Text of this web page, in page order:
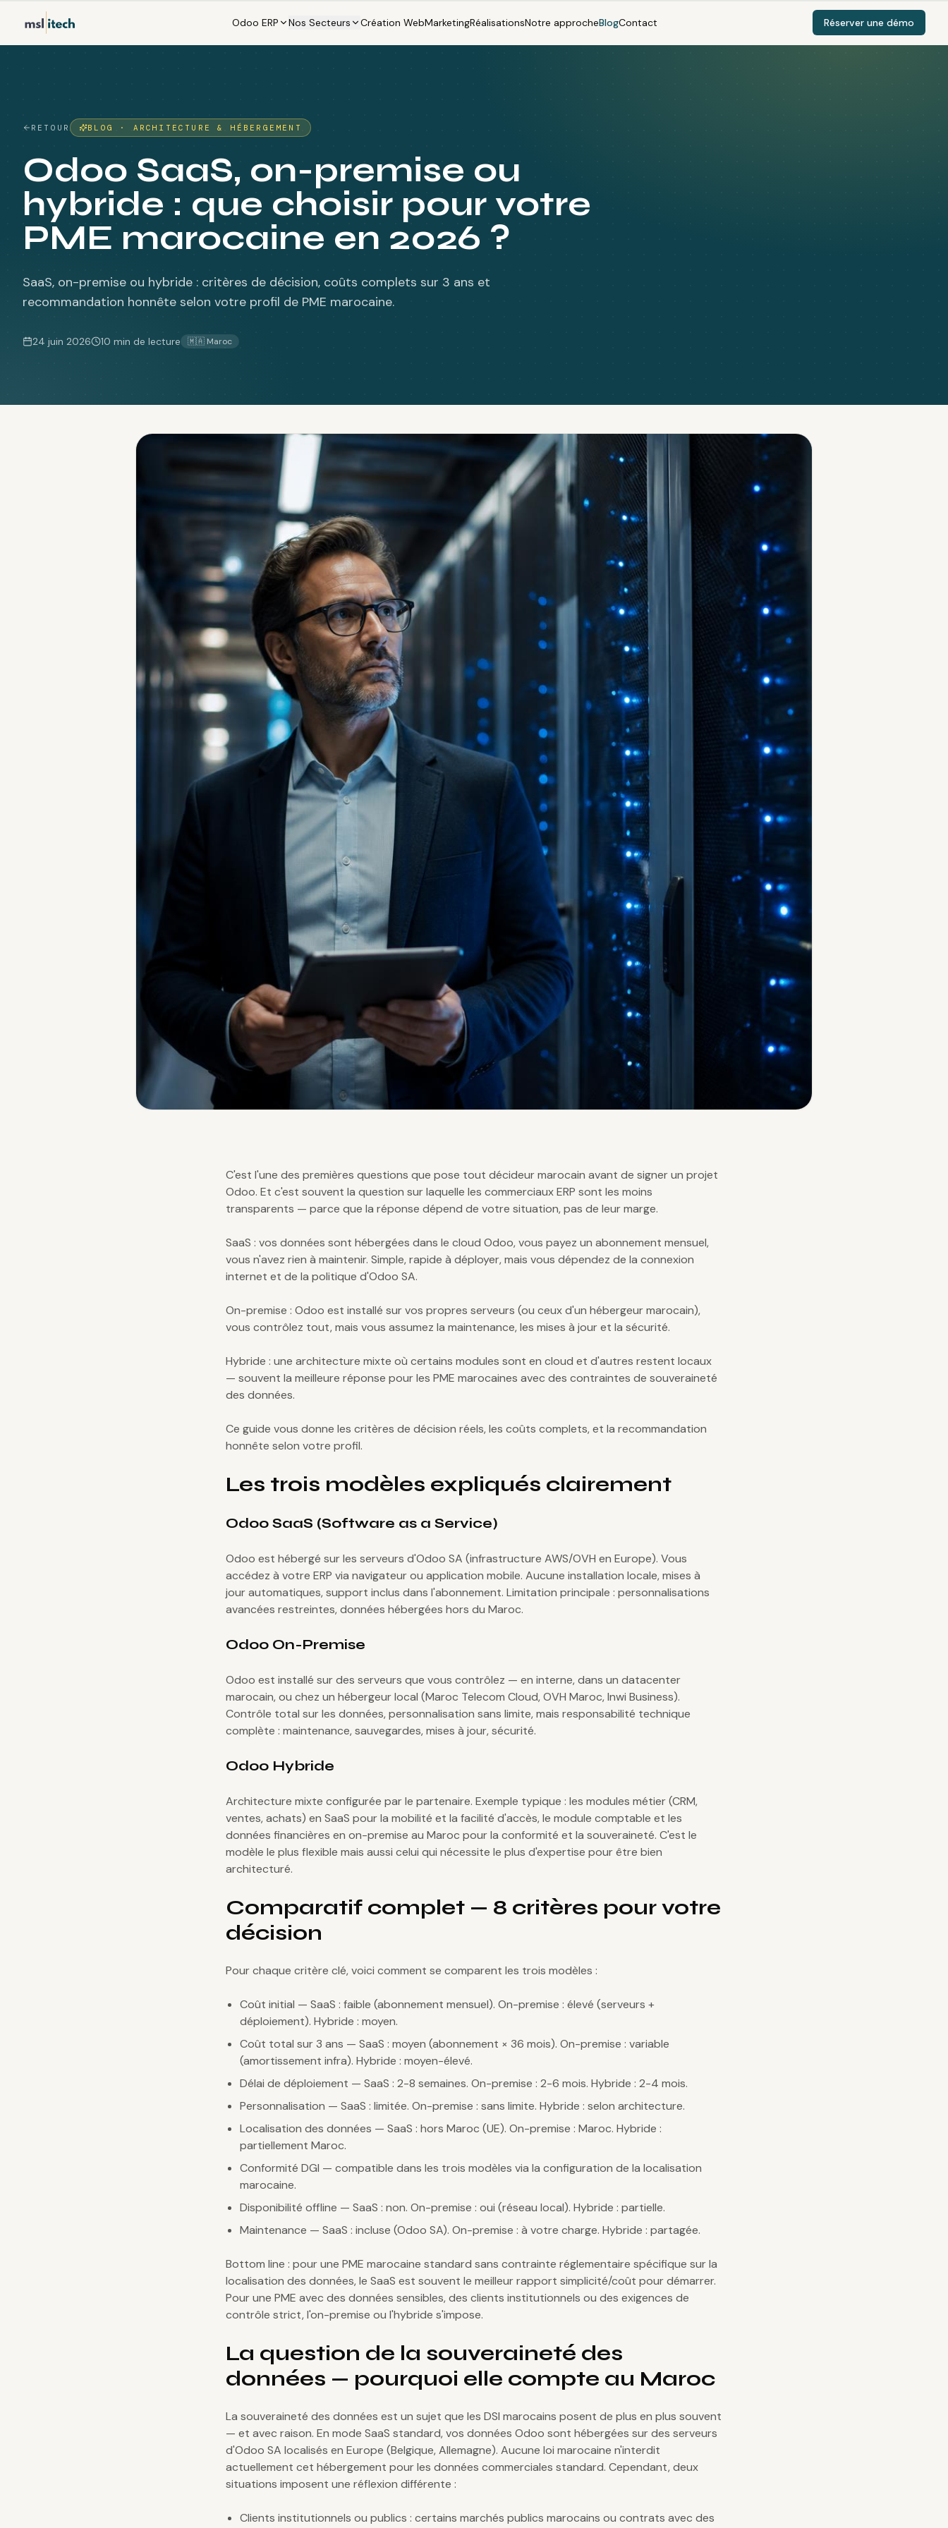
Odoo ERP Nos Secteurs Création WebMarketingRéalisationsNotre approcheBlogContact Réserver une démo
RETOUR BLOG · ARCHITECTURE & HÉBERGEMENT
Odoo SaaS, on-premise ou
hybride : que choisir pour votre
PME marocaine en 2026 ?
SaaS, on-premise ou hybride : critères de décision, coûts complets sur 3 ans et
recommandation honnête selon votre profil de PME marocaine.
24 juin 2026 10 min de lecture 🇲🇦 Maroc
C'est l'une des premières questions que pose tout décideur marocain avant de signer un projet
Odoo. Et c'est souvent la question sur laquelle les commerciaux ERP sont les moins
transparents — parce que la réponse dépend de votre situation, pas de leur marge.
SaaS : vos données sont hébergées dans le cloud Odoo, vous payez un abonnement mensuel,
vous n'avez rien à maintenir. Simple, rapide à déployer, mais vous dépendez de la connexion
internet et de la politique d'Odoo SA.
On-premise : Odoo est installé sur vos propres serveurs (ou ceux d'un hébergeur marocain),
vous contrôlez tout, mais vous assumez la maintenance, les mises à jour et la sécurité.
Hybride : une architecture mixte où certains modules sont en cloud et d'autres restent locaux
— souvent la meilleure réponse pour les PME marocaines avec des contraintes de souveraineté
des données.
Ce guide vous donne les critères de décision réels, les coûts complets, et la recommandation
honnête selon votre profil.
Les trois modèles expliqués clairement
Odoo SaaS (Software as a Service)
Odoo est hébergé sur les serveurs d'Odoo SA (infrastructure AWS/OVH en Europe). Vous
accédez à votre ERP via navigateur ou application mobile. Aucune installation locale, mises à
jour automatiques, support inclus dans l'abonnement. Limitation principale : personnalisations
avancées restreintes, données hébergées hors du Maroc.
Odoo On-Premise
Odoo est installé sur des serveurs que vous contrôlez — en interne, dans un datacenter
marocain, ou chez un hébergeur local (Maroc Telecom Cloud, OVH Maroc, Inwi Business).
Contrôle total sur les données, personnalisation sans limite, mais responsabilité technique
complète : maintenance, sauvegardes, mises à jour, sécurité.
Odoo Hybride
Architecture mixte configurée par le partenaire. Exemple typique : les modules métier (CRM,
ventes, achats) en SaaS pour la mobilité et la facilité d'accès, le module comptable et les
données financières en on-premise au Maroc pour la conformité et la souveraineté. C'est le
modèle le plus flexible mais aussi celui qui nécessite le plus d'expertise pour être bien
architecturé.
Comparatif complet — 8 critères pour votre
décision
Pour chaque critère clé, voici comment se comparent les trois modèles :
Coût initial — SaaS : faible (abonnement mensuel). On-premise : élevé (serveurs +
déploiement). Hybride : moyen.
Coût total sur 3 ans — SaaS : moyen (abonnement × 36 mois). On-premise : variable
(amortissement infra). Hybride : moyen-élevé.
Délai de déploiement — SaaS : 2-8 semaines. On-premise : 2-6 mois. Hybride : 2-4 mois.
Personnalisation — SaaS : limitée. On-premise : sans limite. Hybride : selon architecture.
Localisation des données — SaaS : hors Maroc (UE). On-premise : Maroc. Hybride :
partiellement Maroc.
Conformité DGI — compatible dans les trois modèles via la configuration de la localisation
marocaine.
Disponibilité offline — SaaS : non. On-premise : oui (réseau local). Hybride : partielle.
Maintenance — SaaS : incluse (Odoo SA). On-premise : à votre charge. Hybride : partagée.
Bottom line : pour une PME marocaine standard sans contrainte réglementaire spécifique sur la
localisation des données, le SaaS est souvent le meilleur rapport simplicité/coût pour démarrer.
Pour une PME avec des données sensibles, des clients institutionnels ou des exigences de
contrôle strict, l'on-premise ou l'hybride s'impose.
La question de la souveraineté des
données — pourquoi elle compte au Maroc
La souveraineté des données est un sujet que les DSI marocains posent de plus en plus souvent
— et avec raison. En mode SaaS standard, vos données Odoo sont hébergées sur des serveurs
d'Odoo SA localisés en Europe (Belgique, Allemagne). Aucune loi marocaine n'interdit
actuellement cet hébergement pour les données commerciales standard. Cependant, deux
situations imposent une réflexion différente :
Clients institutionnels ou publics : certains marchés publics marocains ou contrats avec des